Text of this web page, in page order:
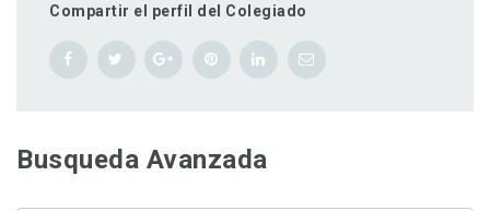
Compartir el perfil del Colegiado
Busqueda Avanzada